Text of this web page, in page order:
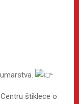
štiklece o